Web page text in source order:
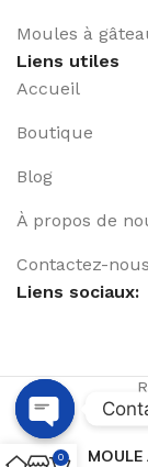
Moules à
Liens utiles
Accueil
Boutique
Blog
À propos de
Contactez-nous
Liens sociaux:
0
Open